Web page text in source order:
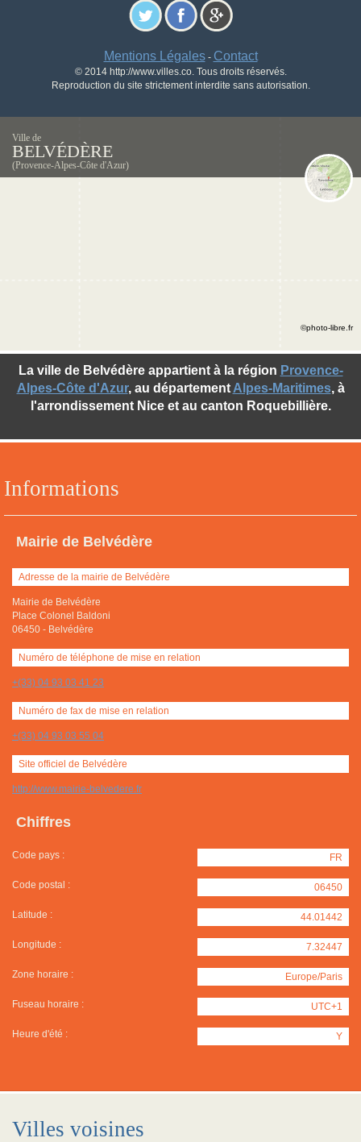
Mentions Légales- Contact
© 2014 http://www.villes.co. Tous droits réservés.
Reproduction du site strictement interdite sans autorisation.
Ville de
BELVÉDÈRE
(Provence-Alpes-Côte d'Azur)
Informations
Mairie de Belvédère
Adresse de la mairie de Belvédère
Mairie de Belvédère
Place Colonel Baldoni
06450 - Belvédère
Numéro de téléphone de mise en relation
+(33) 04 93 03 41 23
Numéro de fax de mise en relation
+(33) 04 93 03 55 04
Site officiel de Belvédère
http://www.mairie-belvedere.fr
Chiffres
Code pays : FR
Code postal : 06450
Latitude : 44.01442
Longitude : 7.32447
Zone horaire : Europe/Paris
Fuseau horaire : UTC+1
Heure d'été : Y
La ville de Belvédère appartient à la région Provence-
Alpes-Côte d'Azur, au département Alpes-Maritimes, à
l'arrondissement Nice et au canton Roquebillière.
©photo-libre.fr
Villes voisines